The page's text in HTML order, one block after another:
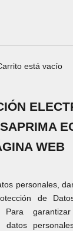
está vacío
WEB
personales,
de
Para